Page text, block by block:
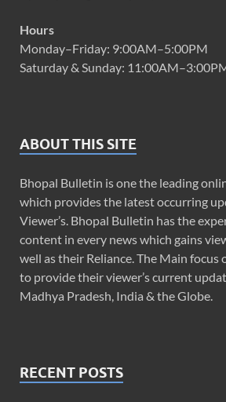
Hours
Monday–Friday: 9:00AM–5:00PM
Saturday & Sunday:
ABOUT THIS SITE
Bhopal Bulletin is one the leading
which provides the latest occurring
Viewer’s. Bhopal Bulletin has the
content in every news which gains
well as their Reliance. The Main focus
to provide their viewer’s current
Madhya Pradesh, India & the Globe.
RECENT POSTS